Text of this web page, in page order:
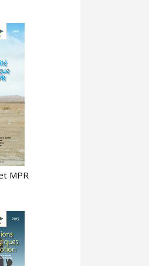
MPR